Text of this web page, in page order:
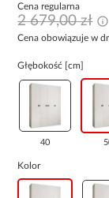
Cena regularna
2 679,00 zł
Cena obowiązuje w
Głębokość [cm]
40
Kolor